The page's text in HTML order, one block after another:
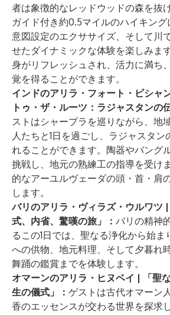
者は象徴的なレッドウッドの森を抜
ガイド付き約0.5マイルのハイキン
意図設定のエクササイズ、そして川
せたダイナミックな体験を楽しみま
身がリフレッシュされ、活力に満ち
覚を得ることができます。
インドのアリラ・フォート・ビシャ
トゥ・ザ・ルーツ：ラジャスタンの
ストはシャープラを巡りながら、地
人たちと1日を過ごし、ラジャスタ
れることができます。陶器やバング
挑戦し、地元の熟練工の指導を受け
的なアーユルヴェーダの頭・首・肩
します。
バリのアリラ・ヴィラズ・ウルワツ
式、内省、驚嘆の旅」： バリの精神
るこの1日では、聖なる浄化から始
への供物、地元料理、そして夕暮れ
舞踊の鑑賞までを体験します。
オマーンのアリラ・ヒヌベイ | 「聖
生の儀式」： ゲストは古代オマーン
香のエッセンスが交わる世界を探求